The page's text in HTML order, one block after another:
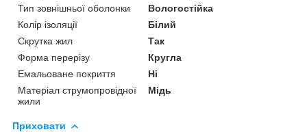
Тип зовнішньої оболонки
Вологостійка
Колір ізоляції
Білий
Скрутка жил
Так
Форма перерізу
Кругла
Емальоване покриття
Ні
Матеріал струмопровідної
жили
Мідь
Приховати